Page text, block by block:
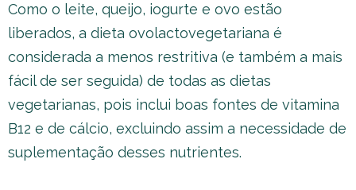
Como o leite, queijo, iogurte e ovo estão
liberados, a dieta ovolactovegetariana é
considerada a menos restritiva (e também a mais
fácil de ser seguida) de todas as dietas
vegetarianas, pois inclui boas fontes de vitamina
B12 e de cálcio, excluindo assim a necessidade de
suplementação desses nutrientes.